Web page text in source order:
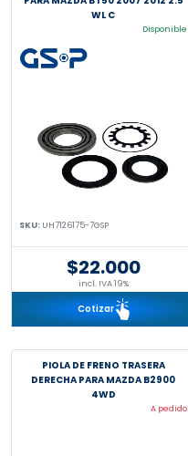
WL C
Disponible
SKU: UH7126175-7GSP
$22.000
incl. IVA 19%
Cotizar
PIOLA DE FRENO TRASERA
DERECHA PARA MAZDA B2900
4WD
A pedido